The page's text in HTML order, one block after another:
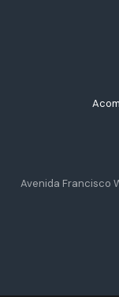
Avenida Francisco